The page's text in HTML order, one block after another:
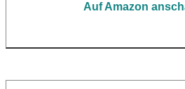
Auf Amazon